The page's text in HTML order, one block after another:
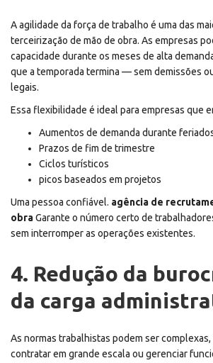
A agilidade da força de trabalho é uma das
terceirização de mão de obra. As empresas
capacidade durante os meses de alta
que a temporada termina — sem demissões
legais.
Essa flexibilidade é ideal para empresas que
Aumentos de demanda durante
Prazos de fim de trimestre
Ciclos turísticos
picos baseados em projetos
Uma pessoa confiável. agência de
obraGarante o número certo de
sem interromper as operações existentes.
4. Redução da
da carga
As normas trabalhistas podem ser
contratar em grande escala ou gerenciar